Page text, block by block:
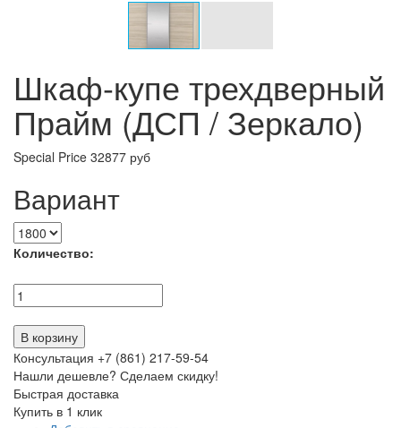
Шкаф-купе трехдверный
Прайм (ДСП / Зеркало)
Special Price 32877 руб
Вариант
Количество:
В корзину
Консультация +7 (861) 217-59-54
Нашли дешевле? Сделаем скидку!
Быстрая доставка
Купить в 1 клик